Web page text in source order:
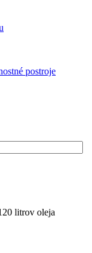
postroje
litrov oleja